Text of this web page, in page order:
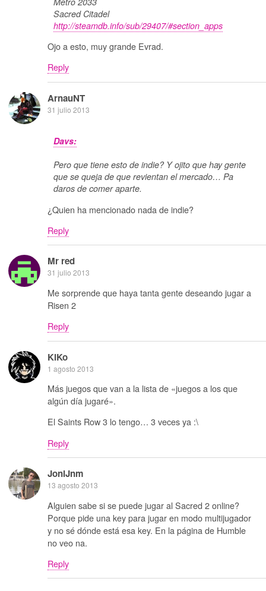
Sacred Citadel
http://steamdb.info/sub/29407/#section_apps
Ojo a esto, muy grande Evrad.
Reply
ArnauNT
31 julio 2013
Davs:
Pero que tiene esto de indie? Y ojito que hay gente
que se queja de que revientan el mercado… Pa
daros de comer aparte.
¿Quien ha mencionado nada de indie?
Reply
Mr red
31 julio 2013
Me sorprende que haya tanta gente deseando jugar a
Risen 2
Reply
KiKo
1 agosto 2013
Más juegos que van a la lista de «juegos a los que
algún día jugaré».
El Saints Row 3 lo tengo… 3 veces ya :\
Reply
JoniJnm
13 agosto 2013
Alguien sabe si se puede jugar al Sacred 2 online?
Porque pide una key para jugar en modo multijugador
y no sé dónde está esa key. En la página de Humble
no veo na.
Reply